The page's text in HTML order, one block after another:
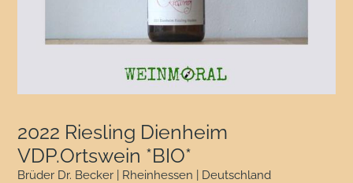
2022 Riesling Dienheim
VDP.Ortswein *BIO*
Brüder Dr. Becker | Rheinhessen | Deutschland